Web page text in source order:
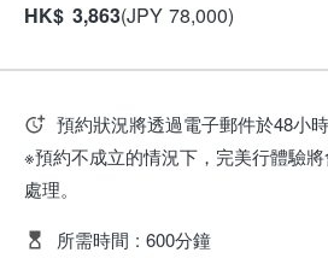
HK$ 3,863(JPY 78,000)
預約狀況將透過電子郵件於48小時
※預約不成立的情況下，完美行體驗
處理。
所需時間 : 600分鐘